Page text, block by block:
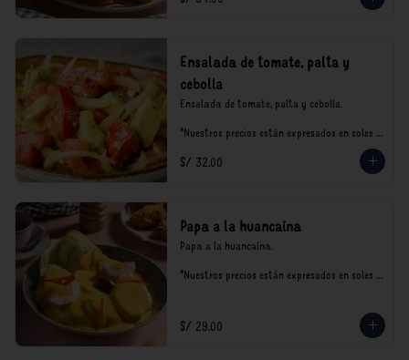
Ensalada de tomate, palta y
cebolla
Ensalada de tomate, palta y cebolla.
*Nuestros precios están expresados en soles e
consumo.
S/ 32.00
Papa a la huancaína
Papa a la huancaína.
*Nuestros precios están expresados en soles e
S/ 29.00